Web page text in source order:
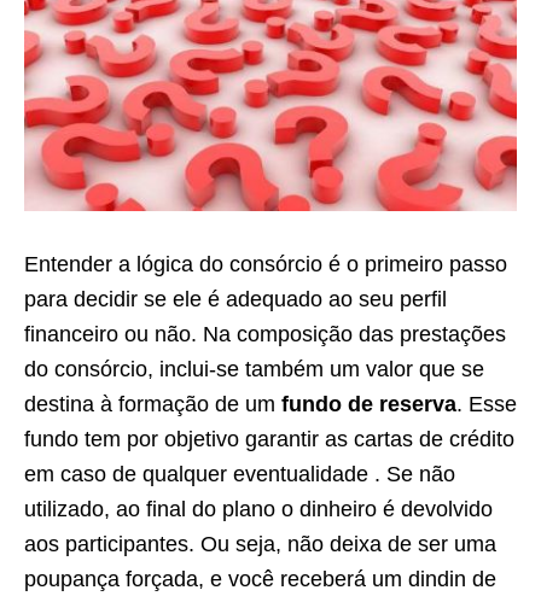
Entender a lógica do consórcio é o primeiro passo
para decidir se ele é adequado ao seu perfil
financeiro ou não. Na composição das prestações
do consórcio, inclui-se também um valor que se
destina à formação de um fundo de reserva. Esse
fundo tem por objetivo garantir as cartas de crédito
em caso de qualquer eventualidade . Se não
utilizado, ao final do plano o dinheiro é devolvido
aos participantes. Ou seja, não deixa de ser uma
poupança forçada, e você receberá um dindin de